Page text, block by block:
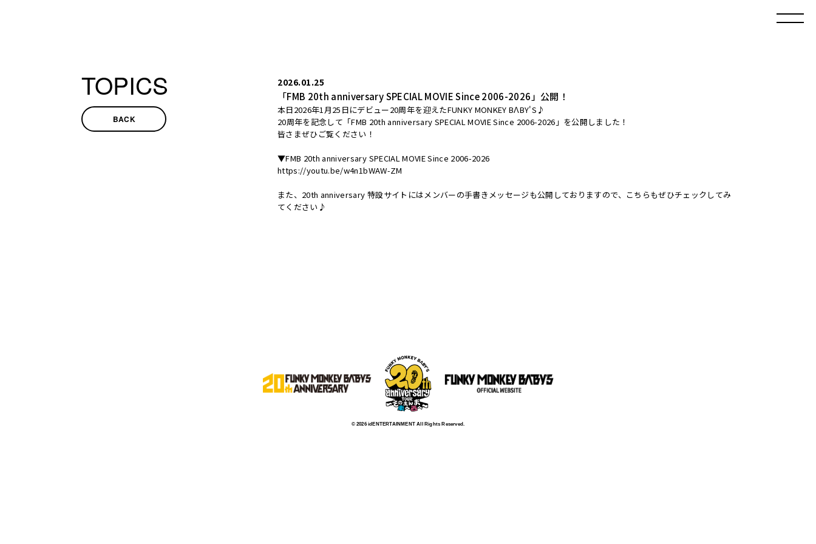
TOPICS
BACK
2026.01.25
「FMB 20th anniversary SPECIAL MOVIE Since 2006-2026」公開！
本日2026年1月25日にデビュー20周年を迎えたFUNKY MONKEY BΛBY'S♪
20周年を記念して「FMB 20th anniversary SPECIAL MOVIE Since 2006-2026」を公開しました！
皆さまぜひご覧ください！
▼FMB 20th anniversary SPECIAL MOVIE Since 2006-2026
https://youtu.be/w4n1bWAW-ZM
また、20th anniversary 特設サイトにはメンバーの手書きメッセージも公開しておりますので、こちらもぜひチェックしてみ
てください♪
© 2026 idENTERTAINMENT All Rights Reserved.